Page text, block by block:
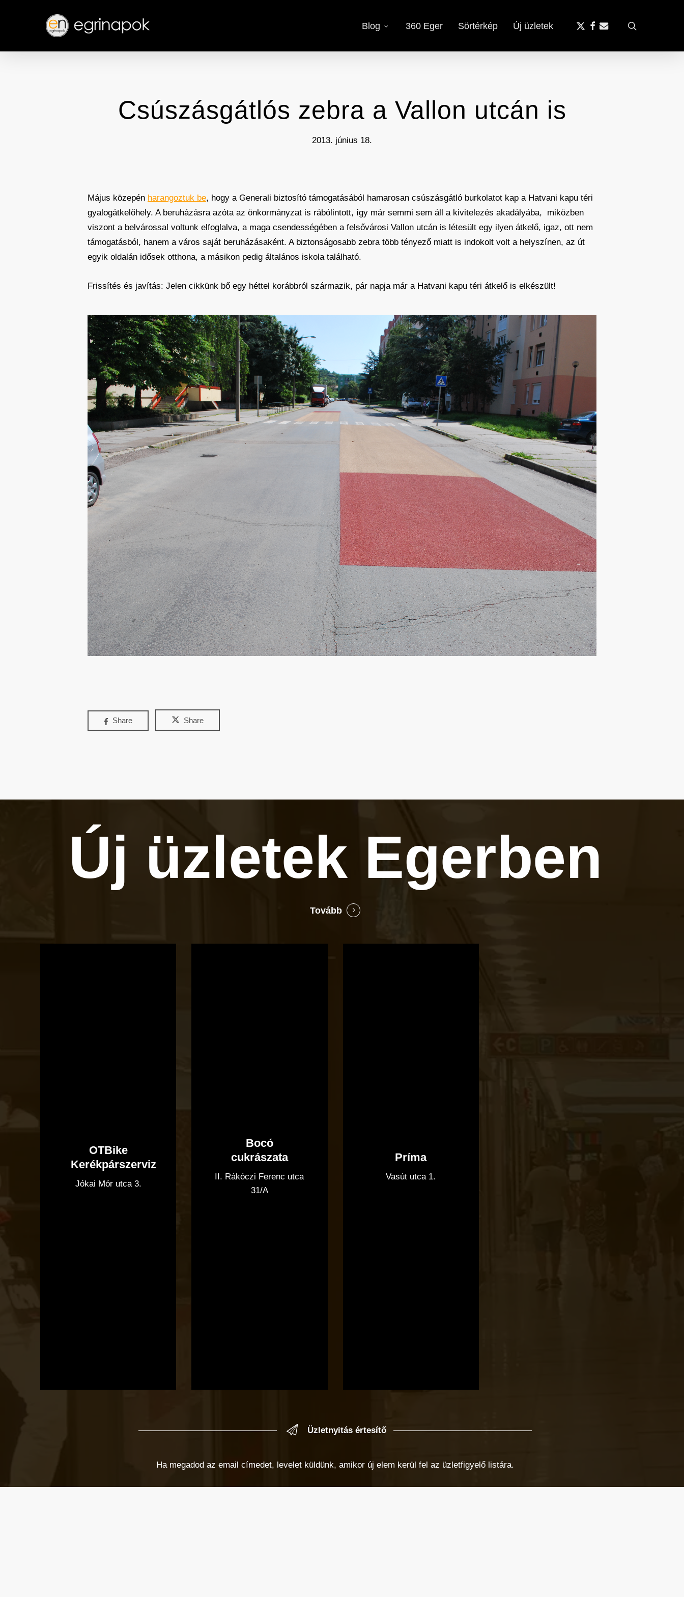
content
Blog 360 Eger Sörtérkép Új üzletek
x-
facebook
email
Csúszásgátlós zebra a Vallon utcán is
2013. június 18.
Május közepén harangoztuk be, hogy a Generali biztosító támogatásából hamarosan csúszásgátló burkolatot kap a Hatvani kapu téri
gyalogátkelőhely. A beruházásra azóta az önkormányzat is rábólintott, így már semmi sem áll a kivitelezés akadályába, miközben
viszont a belvárossal voltunk elfoglalva, a maga csendességében a felsővárosi Vallon utcán is létesült egy ilyen átkelő, igaz, ott nem
támogatásból, hanem a város saját beruházásaként. A biztonságosabb zebra több tényező miatt is indokolt volt a helyszínen, az út
egyik oldalán idősek otthona, a másikon pedig általános iskola található.
Frissítés és javítás: Jelen cikkünk bő egy héttel korábbról származik, pár napja már a Hatvani kapu téri átkelő is elkészült!
Share Share
Új üzletek Egerben
Tovább
OTBike
Kerékpárszerviz
Jókai Mór utca 3.
Bocó
cukrászata
II. Rákóczi Ferenc utca
31/A
Príma
Vasút utca 1.
Üzletnyitás értesítő
Ha megadod az email címedet, levelet küldünk, amikor új elem kerül fel az üzletfigyelő listára.